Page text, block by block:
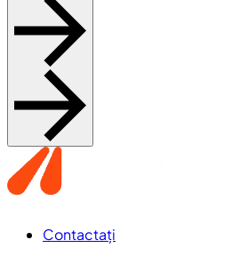
Contactați